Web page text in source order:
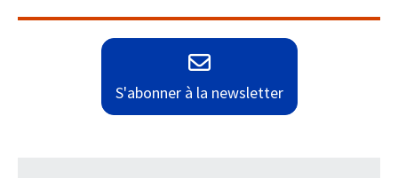
S'abonner à la newsletter